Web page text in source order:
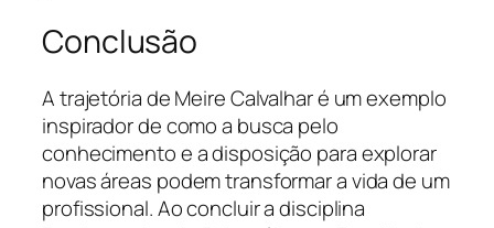
Conclusão
A trajetória de Meire Calvalhar é um exemplo
inspirador de como a busca pelo
conhecimento e a disposição para explorar
novas áreas podem transformar a vida de um
profissional. Ao concluir a disciplina